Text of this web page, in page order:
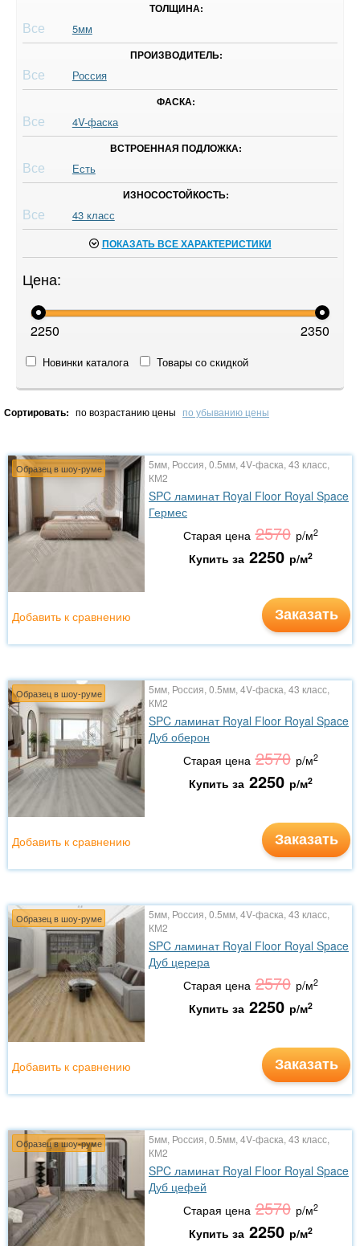
ТОЛЩИНА:
Все 5мм
ПРОИЗВОДИТЕЛЬ:
Все Россия
ФАСКА:
Все 4V-фаска
ВСТРОЕННАЯ ПОДЛОЖКА:
Все Есть
ИЗНОСОСТОЙКОСТЬ:
Все 43 класс
ПОКАЗАТЬ ВСЕ ХАРАКТЕРИСТИКИ
Цена:
2250 2350
Новинки каталога Товары со скидкой
Сортировать: по возрастанию цены по убыванию цены
Образец в шоу-руме
5мм, Россия, 0.5мм, 4V-фаска, 43 класс,
КМ2
SPC ламинат Royal Floor Royal Space
Гермес
Старая цена 2570 р/м2
Купить за 2250 р/м2
Заказать
Добавить к сравнению
Образец в шоу-руме
5мм, Россия, 0.5мм, 4V-фаска, 43 класс,
КМ2
SPC ламинат Royal Floor Royal Space
Дуб оберон
Старая цена 2570 р/м2
Купить за 2250 р/м2
Заказать
Добавить к сравнению
Образец в шоу-руме
5мм, Россия, 0.5мм, 4V-фаска, 43 класс,
КМ2
SPC ламинат Royal Floor Royal Space
Дуб церера
Старая цена 2570 р/м2
Купить за 2250 р/м2
Заказать
Добавить к сравнению
Образец в шоу-руме
5мм, Россия, 0.5мм, 4V-фаска, 43 класс,
КМ2
SPC ламинат Royal Floor Royal Space
Дуб цефей
Старая цена 2570 р/м2
Купить за 2250 р/м2